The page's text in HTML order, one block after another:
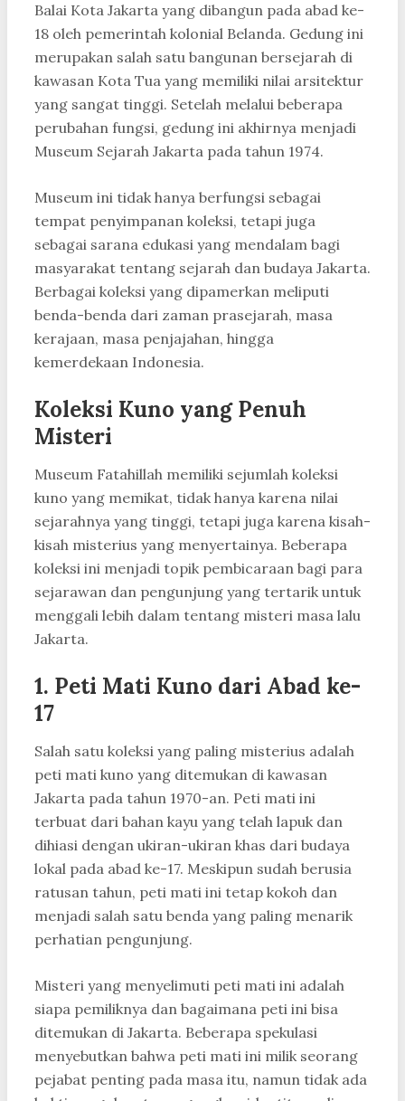
Balai Kota Jakarta yang dibangun pada abad ke-
18 oleh pemerintah kolonial Belanda. Gedung ini
merupakan salah satu bangunan bersejarah di
kawasan Kota Tua yang memiliki nilai arsitektur
yang sangat tinggi. Setelah melalui beberapa
perubahan fungsi, gedung ini akhirnya menjadi
Museum Sejarah Jakarta pada tahun 1974.
Museum ini tidak hanya berfungsi sebagai
tempat penyimpanan koleksi, tetapi juga
sebagai sarana edukasi yang mendalam bagi
masyarakat tentang sejarah dan budaya Jakarta.
Berbagai koleksi yang dipamerkan meliputi
benda-benda dari zaman prasejarah, masa
kerajaan, masa penjajahan, hingga
kemerdekaan Indonesia.
Koleksi Kuno yang Penuh
Misteri
Museum Fatahillah memiliki sejumlah koleksi
kuno yang memikat, tidak hanya karena nilai
sejarahnya yang tinggi, tetapi juga karena kisah-
kisah misterius yang menyertainya. Beberapa
koleksi ini menjadi topik pembicaraan bagi para
sejarawan dan pengunjung yang tertarik untuk
menggali lebih dalam tentang misteri masa lalu
Jakarta.
1. Peti Mati Kuno dari Abad ke-
17
Salah satu koleksi yang paling misterius adalah
peti mati kuno yang ditemukan di kawasan
Jakarta pada tahun 1970-an. Peti mati ini
terbuat dari bahan kayu yang telah lapuk dan
dihiasi dengan ukiran-ukiran khas dari budaya
lokal pada abad ke-17. Meskipun sudah berusia
ratusan tahun, peti mati ini tetap kokoh dan
menjadi salah satu benda yang paling menarik
perhatian pengunjung.
Misteri yang menyelimuti peti mati ini adalah
siapa pemiliknya dan bagaimana peti ini bisa
ditemukan di Jakarta. Beberapa spekulasi
menyebutkan bahwa peti mati ini milik seorang
pejabat penting pada masa itu, namun tidak ada